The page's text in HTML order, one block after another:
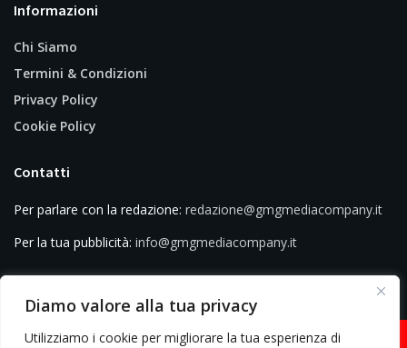
Diamo valore alla tua privacy
Utilizziamo i cookie per migliorare la tua esperienza di
Informazioni
Chi Siamo
Termini & Condizioni
Privacy Policy
Cookie Policy
Contatti
Per parlare con la redazione: redazione@gmgmediacompany.it
Per la tua pubblicità: info@gmgmediacompany.it